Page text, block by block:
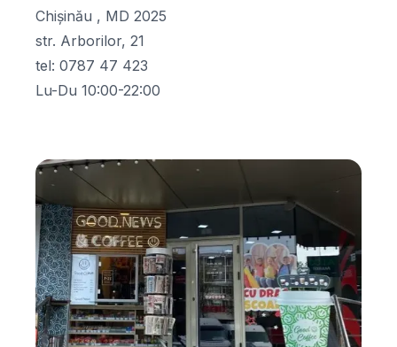
Chișinău , MD 2025
str. Arborilor, 21
tel: 0787 47 423
Lu-Du 10:00-22:00